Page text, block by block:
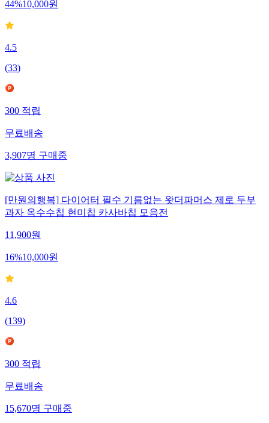
44%10,000원
4.5
(33)
300적립
무료배송
3,907명구매중
[만원의행복] 다이어터 필수 기름없는 왓더파머스 제로 두부
과자 옥수수칩 현미칩 카사바칩 모음전
11,900원
16%10,000원
4.6
(139)
300적립
무료배송
15,670명구매중